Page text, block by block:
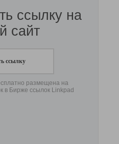
ссылку на
сайт
ссылку
размещена на
в Бирже ссылок Linkpad